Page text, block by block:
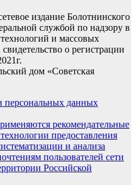
издание Болотнинского
службой по надзору в
и массовых
о регистрации
дом «Советская
персональных данных
рекомендательные
предоставления
и анализа
пользователей сети
Российской